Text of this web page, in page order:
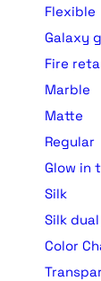
Flexible
Galaxy
Fire
Marble
Matte
Regular
Glow in
Silk
Silk
Color